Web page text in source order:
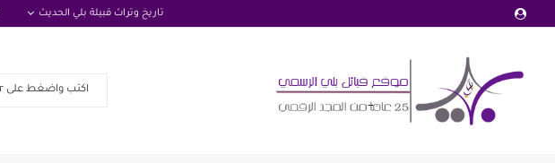
تاريخ وتراث قبيلة بلي الحديث